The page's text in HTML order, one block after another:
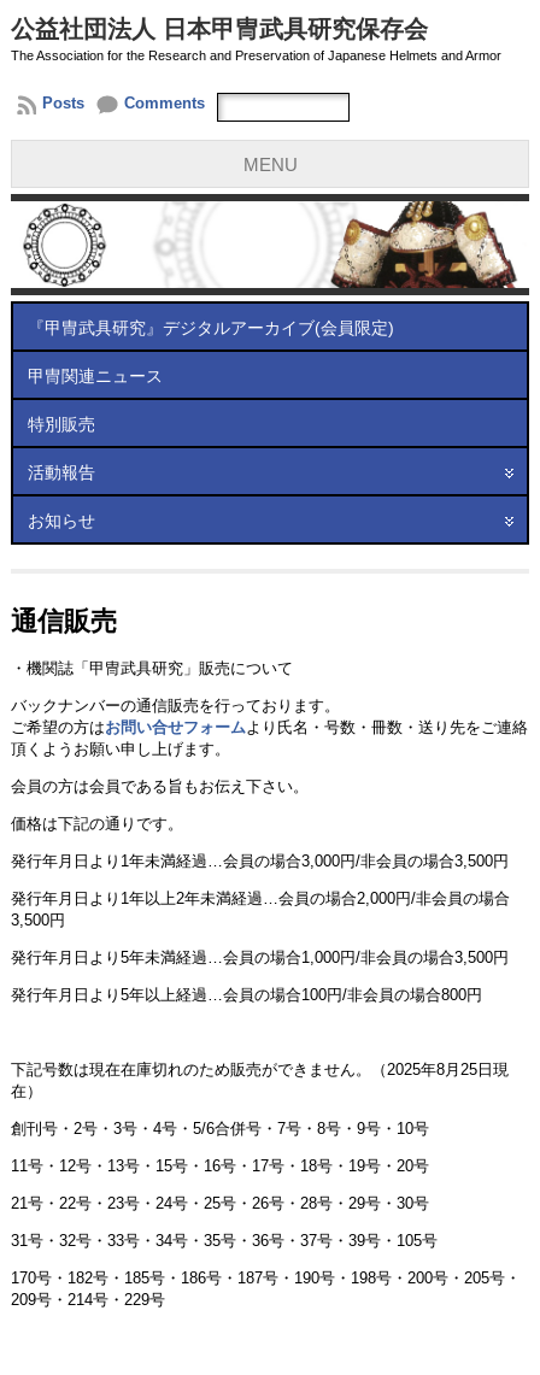
公益社団法人 日本甲冑武具研究保存会
The Association for the Research and Preservation of Japanese Helmets and Armor
Posts Comments
MENU
『甲冑武具研究』デジタルアーカイブ(会員限定)
甲冑関連ニュース
特別販売
活動報告
お知らせ
通信販売
・機関誌「甲冑武具研究」販売について
バックナンバーの通信販売を行っております。
ご希望の方はお問い合せフォーム より氏名・号数・冊数・送り先をご連絡
頂くようお願い申し上げます。
会員の方は会員である旨もお伝え下さい。
価格は下記の通りです。
発行年月日より1年未満経過…会員の場合3,000円/非会員の場合3,500円
発行年月日より1年以上2年未満経過…会員の場合2,000円/非会員の場合
3,500円
発行年月日より5年未満経過…会員の場合1,000円/非会員の場合3,500円
発行年月日より5年以上経過…会員の場合100円/非会員の場合800円
下記号数は現在在庫切れのため販売ができません。（2025年8月25日現
在）
創刊号・2号・3号・4号・5/6合併号・7号・8号・9号・10号
11号・12号・13号・15号・16号・17号・18号・19号・20号
21号・22号・23号・24号・25号・26号・28号・29号・30号
31号・32号・33号・34号・35号・36号・37号・39号・105号
170号・182号・185号・186号・187号・190号・198号・200号・205号・
209号・214号・229号